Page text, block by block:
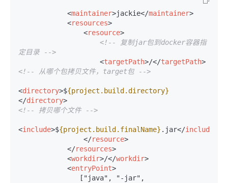
<maintainer>jackie</maintainer>
<resources>
<resource>
<!-- 复制jar包到docker容器指
定目录 -->
<targetPath>/</targetPath>
<!-- 从哪个包拷贝文件，target包 -->
<directory>${project.build.directory}
</directory>
<!-- 拷贝哪个文件 -->
<include>${project.build.finalName} .jar</include
</resource>
</resources>
<workdir>/</workdir>
<entryPoint>